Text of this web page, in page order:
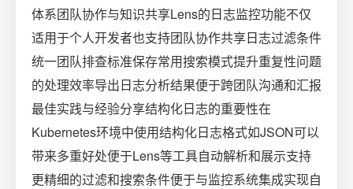
体系团队协作与知识共享Lens的日志监控功能不仅
适用于个人开发者也支持团队协作共享日志过滤条件
统一团队排查标准保存常用搜索模式提升重复性问题
的处理效率导出日志分析结果便于跨团队沟通和汇报
最佳实践与经验分享结构化日志的重要性在
Kubernetes环境中使用结构化日志格式如JSON可以
带来多重好处便于Lens等工具自动解析和展示支持
更精细的过滤和搜索条件便于与监控系统集成实现自